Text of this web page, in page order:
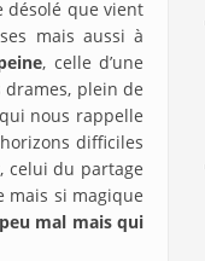
désolé que vient
mais aussi à
, celle d’une
plein de
qui nous rappelle
difficiles
celui du partage
mais si magique
mal mais qui